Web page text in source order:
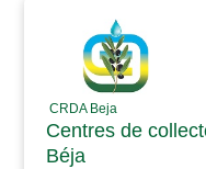
CRDA Beja
Centres de
Béja